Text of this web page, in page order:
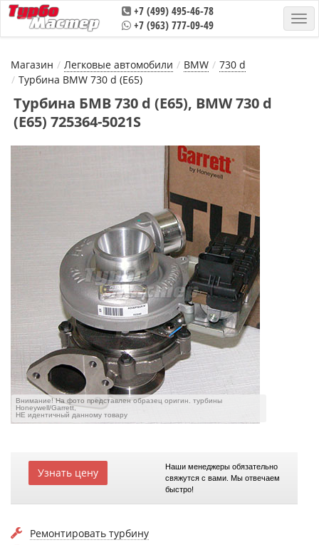
+7 (499) 495-46-78
+7 (963) 777-09-49
Магазин Легковые автомобили BMW
730 d
Турбина BMW 730 d (E65)
Турбина БМВ 730 d (E65), BMW 730 d
(E65) 725364-5021S
Внимание! На фото представлен образец оригин. турбины
Honeywell/Garrett,
НЕ идентичный данному товару
Узнать цену
Наши менеджеры обязательно
свяжутся с вами. Мы отвечаем
быстро!
Ремонтировать турбину